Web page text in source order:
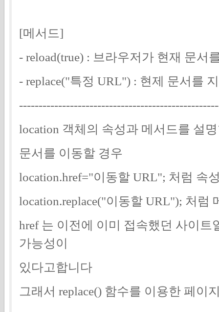
[메서드]
- reload(true) : 브라우저가 현재 문서
- replace("특정 URL") : 현제 문서를
location 객체의 속성과 메서드를 설
문서를 이동할 경우
location.href="이동할 URL"; 처럼 속
location.replace("이동할 URL"); 처럼
href 는 이전에 이미 접속했던 사이트
가능성이
있다고합니다
그래서 replace() 함수를 이용한 페이